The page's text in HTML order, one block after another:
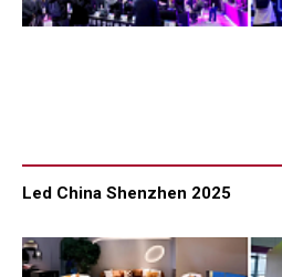
Led China Shenzhen 2025